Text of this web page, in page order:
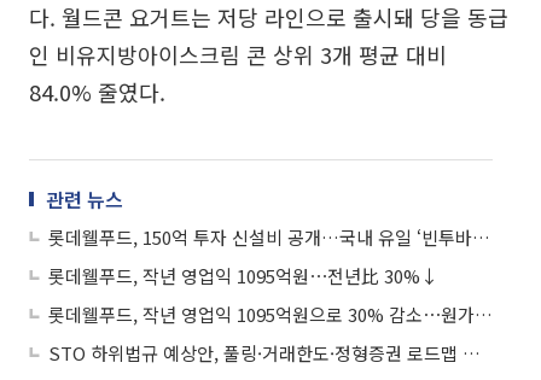
다. 월드콘 요거트는 저당 라인으로 출시돼 당을 동급
인 비유지방아이스크림 콘 상위 3개 평균 대비
84.0% 줄였다.
관련 뉴스
롯데웰푸드, 150억 투자 신설비 공개…국내 유일 ‘빈투바’ 가동해 초콜릿 1위로
롯데웰푸드, 작년 영업익 1095억원⋯전년比 30%↓
롯데웰푸드, 작년 영업익 1095억원으로 30% 감소⋯원가 상승 여파
STO 하위법규 예상안, 풀링·거래한도·정형증권 로드맵 제시